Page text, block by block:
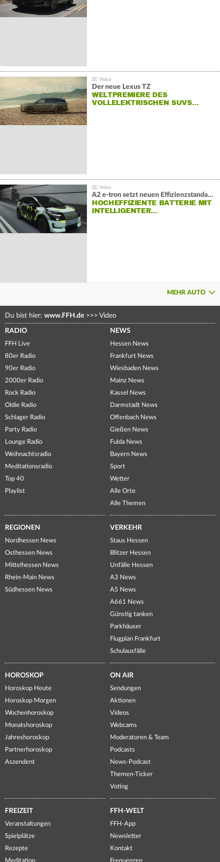
Der neue Lexus TZ
WELTPREMIERE DES
VOLLELEKTRISCHEN SUVS…
A2 e-tron setzt neuen Effizienzstandard bei Audi
HOCHEFFIZIENTE BATTERIE MIT
INTELLIGENTER…
MEHR AUTO
Du bist hier: www.FFH.de >>> Video
RADIO
FFH Live
80er Radio
90er Radio
2000er Radio
Rock Radio
Oldie Radio
Schlager Radio
Party Radio
Lounge Radio
Weihnachtsradio
Meditationsradio
Top 40
Playlist
NEWS
Hessen News
Frankfurt News
Wiesbaden News
Mainz News
Kassel News
Darmstadt News
Offenbach News
Gießen News
Fulda News
Bayern News
Sport
Wetter
Alle Orte
Alle Themen
REGIONEN
Nordhessen News
Osthessen News
Mittelhessen News
Rhein-Main News
Südhessen News
VERKEHR
Staus Hessen
Blitzer Hessen
Unfälle Hessen
A3 News
A5 News
A661 News
Günstig tanken
Parkhäuser
Flugplan Frankfurt
Schulausfälle
HOROSKOP
Horoskop Heute
Horoskop Morgen
Wochenhoroskop
Monatshoroskop
Jahreshoroskop
Partnerhoroskop
Aszendent
ON AIR
Sendungen
Aktionen
Videos
Webcams
Moderatoren & Team
Podcasts
News-Podcast
Themen-Ticker
Voting
FREIZEIT
Veranstaltungen
Spielplätze
Rezepte
Meditation
FFH-WELT
FFH-App
Newsletter
Kontakt
Frequenzen